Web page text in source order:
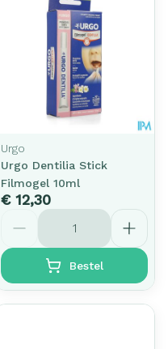
Urgo
Urgo Dentilia Stick
Filmogel 10ml
€ 12,30
Aantal
Bestel